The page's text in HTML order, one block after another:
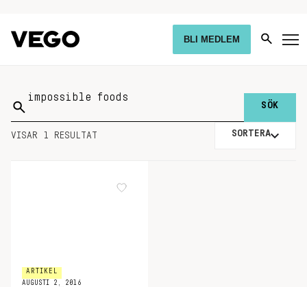
BLI MEDLEM
Sök
på:
VISAR 1 RESULTAT SORTERA
ARTIKEL
AUGUSTI 2, 2016